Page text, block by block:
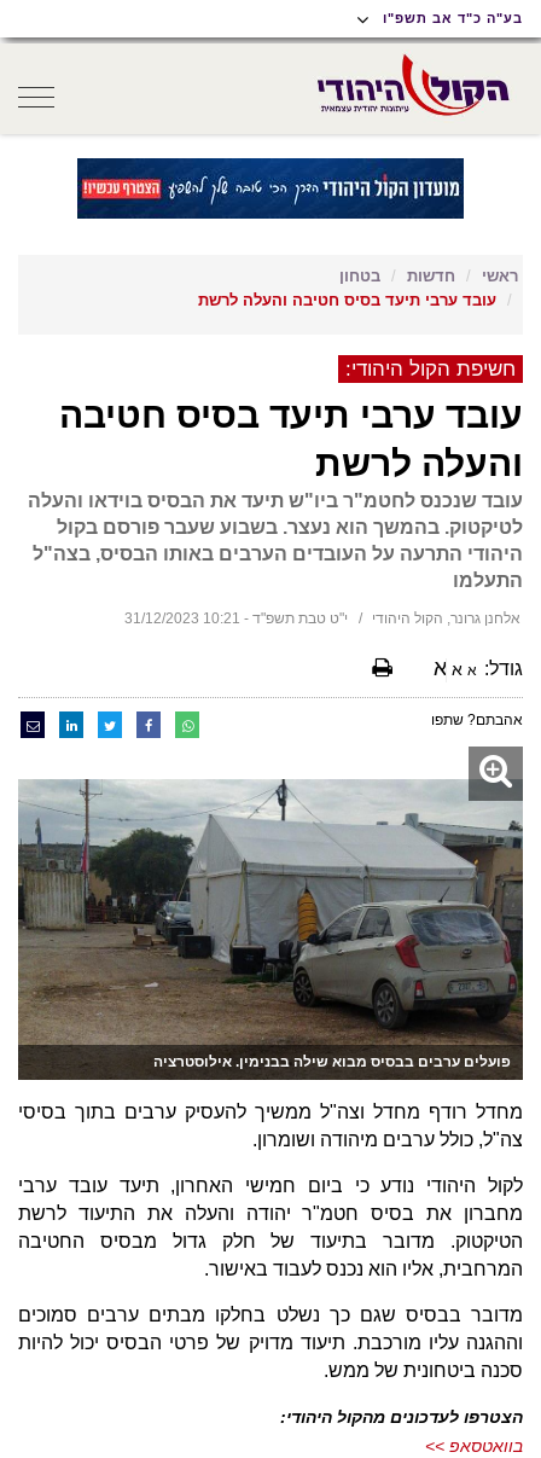
תפריט
נגישות
תפריט
ראשי
תוכן
ראשי
בע"ה כ"ד אב תשפ"ו
ראשי חדשות
בטחון
עובד ערבי תיעד בסיס חטיבה והעלה לרשת
חשיפת הקול היהודי:
עובד ערבי תיעד בסיס חטיבה
והעלה לרשת
עובד שנכנס לחטמ"ר ביו"ש תיעד את הבסיס בוידאו והעלה
לטיקטוק. בהמשך הוא נעצר. בשבוע שעבר פורסם בקול
היהודי התרעה על העובדים הערבים באותו הבסיס, בצה"ל
התעלמו
אלחנן גרונר, הקול היהודי י"ט טבת תשפ"ד - 10:21 31/12/2023
גודל: א א א
אהבתם? שתפו
פועלים ערבים בבסיס מבוא שילה בבנימין. אילוסטרציה
מחדל רודף מחדל וצה"ל ממשיך להעסיק ערבים בתוך בסיסי
צה"ל, כולל ערבים מיהודה ושומרון.
לקול היהודי נודע כי ביום חמישי האחרון, תיעד עובד ערבי
מחברון את בסיס חטמ"ר יהודה והעלה את התיעוד לרשת
הטיקטוק. מדובר בתיעוד של חלק גדול מבסיס החטיבה
המרחבית, אליו הוא נכנס לעבוד באישור.
מדובר בבסיס שגם כך נשלט בחלקו מבתים ערבים סמוכים
וההגנה עליו מורכבת. תיעוד מדויק של פרטי הבסיס יכול להיות
סכנה ביטחונית של ממש.
הצטרפו לעדכונים מהקול היהודי:
בוואטסאפ >>